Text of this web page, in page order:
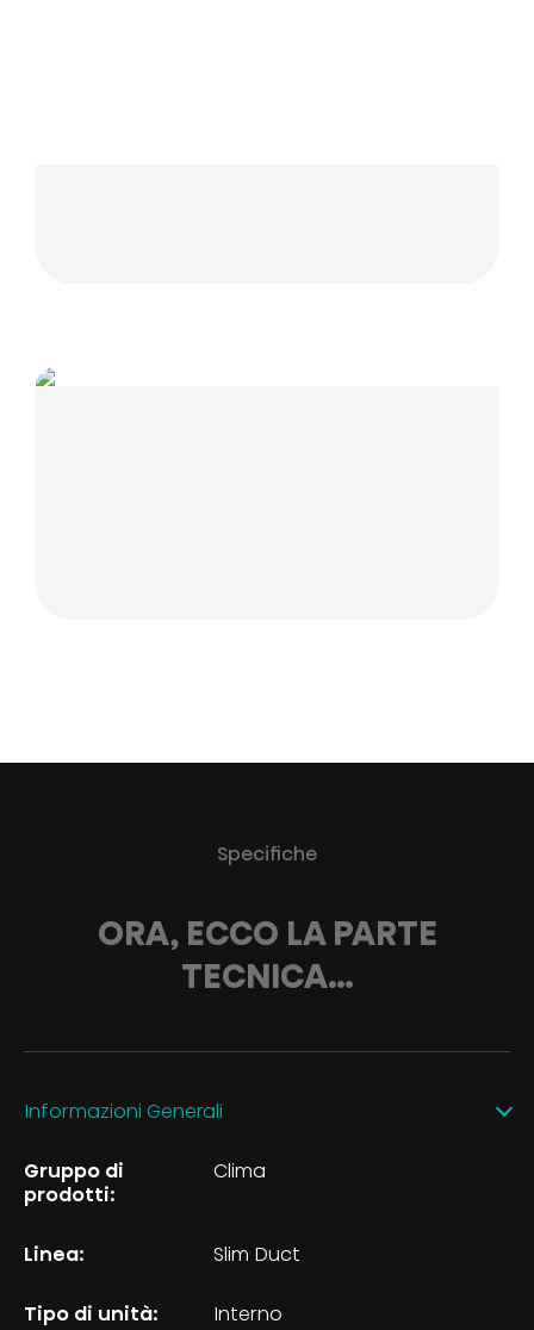
Specifiche
ORA, ECCO LA PARTE
TECNICA…
Informazioni Generali
Gruppo di
prodotti:
Clima
Linea: Slim Duct
Tipo di unità: Interno